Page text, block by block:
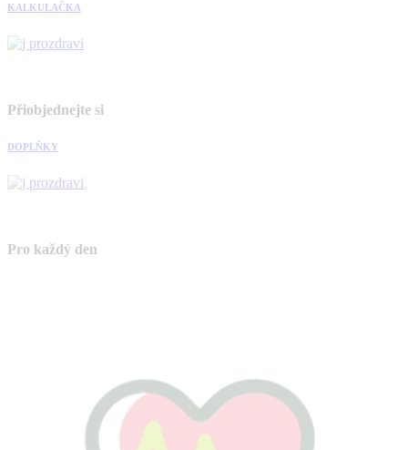
KALKULAČKA
Přiobjednejte si
DOPLŇKY
Pro každý den